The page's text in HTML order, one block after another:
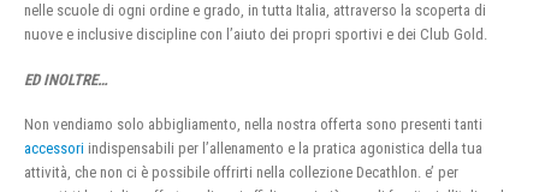
nelle scuole di ogni ordine e grado, in tutta Italia, attraverso la scoperta di
nuove e inclusive discipline con l’aiuto dei propri sportivi e dei Club Gold.
ED INOLTRE…
Non vendiamo solo abbigliamento, nella nostra offerta sono presenti tanti
accessori indispensabili per l’allenamento e la pratica agonistica della tua
attività, che non ci è possibile offrirti nella collezione Decathlon. e’ per